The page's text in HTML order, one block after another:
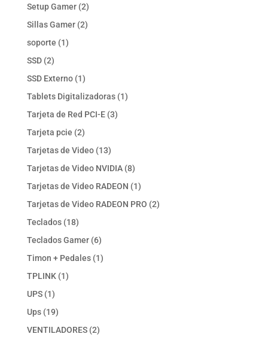
Setup Gamer 22
productos
Sillas Gamer 22
soporte 11
SSD 22
productos
SSD Externo 11
producto
Tablets Digitalizadoras 11
Tarjeta de Red PCI-E 33
Tarjeta pcie 22
productos
Tarjetas de Video 1313
productos
Tarjetas de Video NVIDIA 88
productos
Tarjetas de Video RADEON 11
producto
Tarjetas de Video RADEON PRO 22
Teclados 1818
productos
Teclados Gamer 66
productos
Timon + Pedales 11
TPLINK 11
UPS 11
producto
Ups 1919
productos
VENTILADORES 22